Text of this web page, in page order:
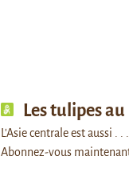
Les tulipes
L'Asie centrale est aussi .
Abonnez-vous